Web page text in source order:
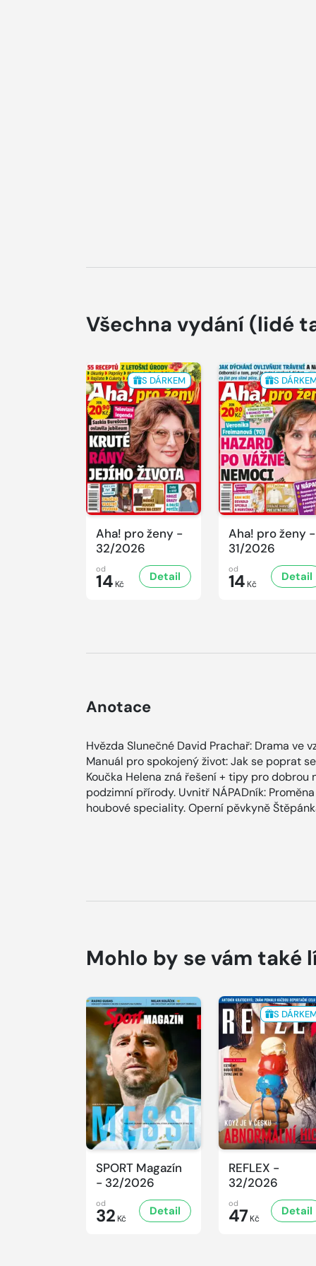
Všechna vydání (lidé
S DÁRKEM
Aha! pro ženy -
32/2026
od
14 Kč
Detail
S
Aha! pro ženy -
31/2026
od
14 Kč
Detail
Anotace
Hvězda Slunečné David Prachař: Drama ve
Manuál pro spokojený život: Jak se poprat
Koučka Helena zná řešení + tipy pro
podzimní přírody. Uvnitř NÁPADník:
houbové speciality. Operní pěvkyně
Mohlo by se vám také
SPORT Magazín
- 32/2026
od
32 Kč
Detail
S
REFLEX -
32/2026
od
47 Kč
Detail